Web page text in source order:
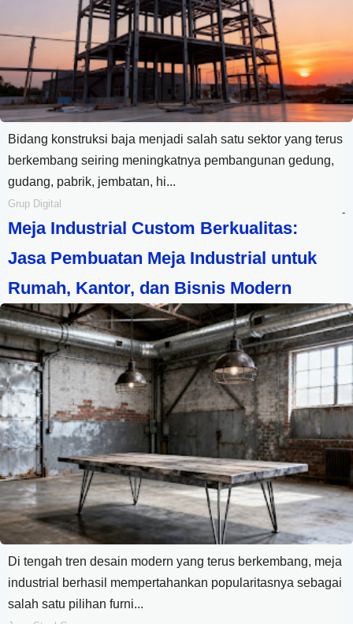
Bidang konstruksi baja menjadi salah satu sektor yang terus
berkembang seiring meningkatnya pembangunan gedung,
gudang, pabrik, jembatan, hi...
Grup Digital
-
Meja Industrial Custom Berkualitas:
Jasa Pembuatan Meja Industrial untuk
Rumah, Kantor, dan Bisnis Modern
Di tengah tren desain modern yang terus berkembang, meja
industrial berhasil mempertahankan popularitasnya sebagai
salah satu pilihan furni...